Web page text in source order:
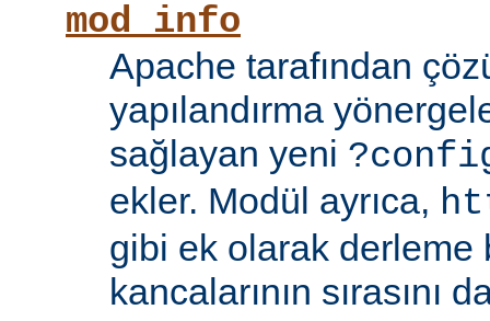
mod_info
Apache tarafından
yapılandırma
sağlayan yeni
ekler. Modül ayrıca,
gibi ek olarak derleme
kancalarının sırasını